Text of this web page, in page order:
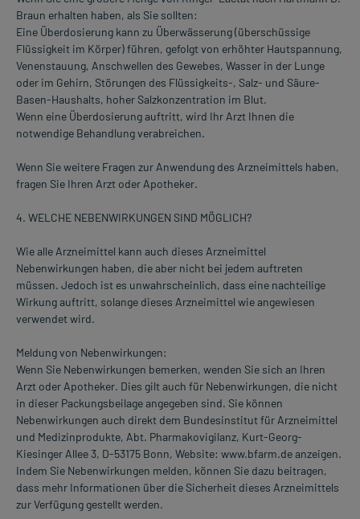
Braun erhalten haben, als Sie sollten:
Eine Überdosierung kann zu Überwässerung (überschüssige
Flüssigkeit im Körper) führen, gefolgt von erhöhter Hautspannung,
Venenstauung, Anschwellen des Gewebes, Wasser in der Lunge
oder im Gehirn, Störungen des Flüssigkeits-, Salz- und Säure-
Basen-Haushalts, hoher Salzkonzentration im Blut.
Wenn eine Überdosierung auftritt, wird Ihr Arzt Ihnen die
notwendige Behandlung verabreichen.
Wenn Sie weitere Fragen zur Anwendung des Arzneimittels haben,
fragen Sie Ihren Arzt oder Apotheker.
4. WELCHE NEBENWIRKUNGEN SIND MÖGLICH?
Wie alle Arzneimittel kann auch dieses Arzneimittel
Nebenwirkungen haben, die aber nicht bei jedem auftreten
müssen. Jedoch ist es unwahrscheinlich, dass eine nachteilige
Wirkung auftritt, solange dieses Arzneimittel wie angewiesen
verwendet wird.
Meldung von Nebenwirkungen:
Wenn Sie Nebenwirkungen bemerken, wenden Sie sich an Ihren
Arzt oder Apotheker. Dies gilt auch für Nebenwirkungen, die nicht
in dieser Packungsbeilage angegeben sind. Sie können
Nebenwirkungen auch direkt dem Bundesinstitut für Arzneimittel
und Medizinprodukte, Abt. Pharmakovigilanz, Kurt-Georg-
Kiesinger Allee 3, D-53175 Bonn, Website: www.bfarm.de anzeigen.
Indem Sie Nebenwirkungen melden, können Sie dazu beitragen,
dass mehr Informationen über die Sicherheit dieses Arzneimittels
zur Verfügung gestellt werden.